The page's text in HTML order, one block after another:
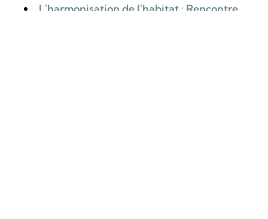
L'harmonisation de l'habitat : Rencontre